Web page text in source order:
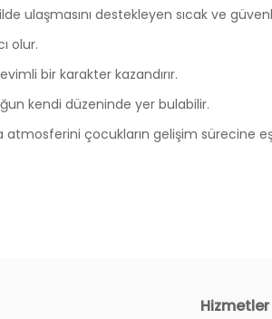
ulaşmasını destekleyen sıcak ve
olur.
bir karakter kazandırır.
kendi düzeninde yer bulabilir.
çocukların gelişim sürecine
Hizmetler